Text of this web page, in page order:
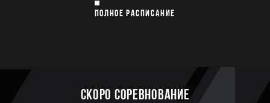
ПОЛНОЕ РАСПИСАНИЕ
Скоро соревнование